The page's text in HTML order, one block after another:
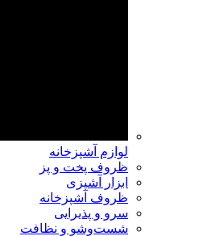
لوازم آشپزخانه
ظروف پخت و پز
ابزار آشپزی
ظروف آشپزخانه
سرو و پذیرایی
شست‌وشو و نظافت